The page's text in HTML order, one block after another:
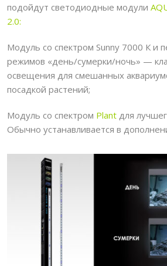
подойдут светодиодные модули
2.0:
Модуль со спектром Sunny 7000 К и
режимов «день/сумерки/ночь» —
освещения для смешанных
посадкой растений;
Модуль со спектром Plant для
Обычно устанавливается в